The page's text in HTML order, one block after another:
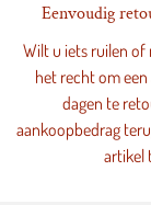
Eenvoudig
Wilt u iets ruilen
het recht om
dagen te
aankoopbedrag
artikel